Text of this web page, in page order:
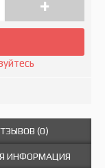
+
(0)
ИНФОРМАЦИЯ